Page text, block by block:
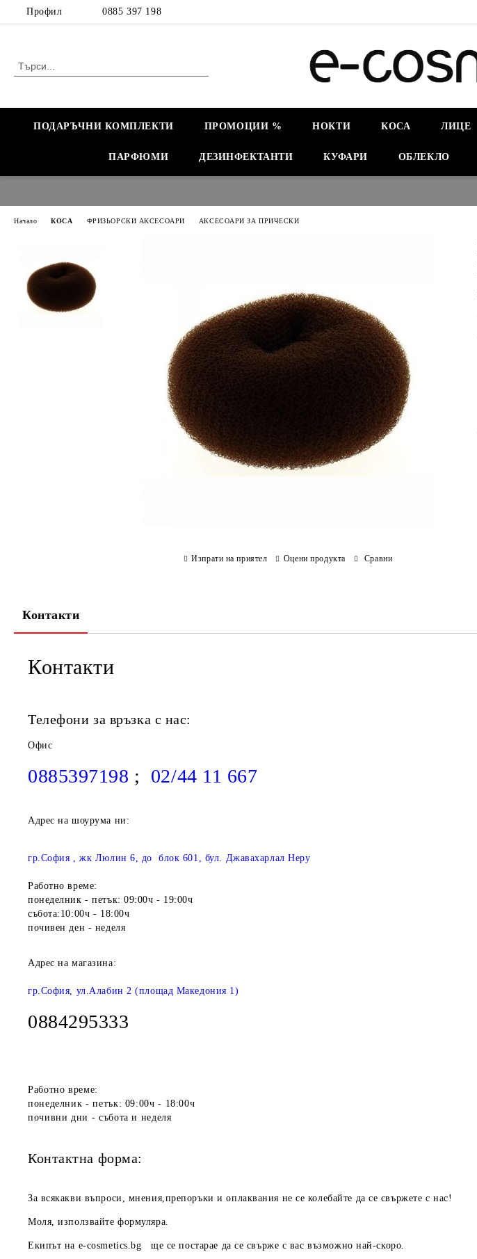
Профил 0885 397 198
ПОДАРЪЧНИ КОМПЛЕКТИ ПРОМОЦИИ % НОКТИ КОСА ЛИЦЕ
ПАРФЮМИ ДЕЗИНФЕКТАНТИ КУФАРИ ОБЛЕКЛО
Начало КОСА ФРИЗЬОРСКИ АКСЕСОАРИ АКСЕСОАРИ ЗА ПРИЧЕСКИ
Изпрати на приятел Оцени продукта Сравни
Контакти
Контакти
Телефони за връзка с нас:
Офис
0885397198 ; 02/44 11 667
Адрес на шоурума ни:
гр.София , жк Люлин 6, до блок 601, бул. Джавахарлал Неру
Работно време:
понеделник - петък: 09:00ч - 19:00ч
събота:10:00ч - 18:00ч
почивен ден - неделя
Адрес на магазина:
гр.София, ул.Алабин 2 (площад Македония 1)
0884295333
Работно време:
понеделник - петък: 09:00ч - 18:00ч
почивни дни - събота и неделя
Контактна форма:
За всякакви въпроси, мнения,препоръки и оплаквания не се колебайте да се свържете с нас!
Моля, използвайте формуляра.
Екипът на e-cosmetics.bg ще се постарае да се свърже с вас възможно най-скоро.